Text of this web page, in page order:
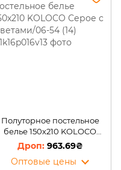
Полуторное постельное
белье 150х210 KOLOCO
Серое с цветами/06-54 (14)
963.69₴
Оптовые цены